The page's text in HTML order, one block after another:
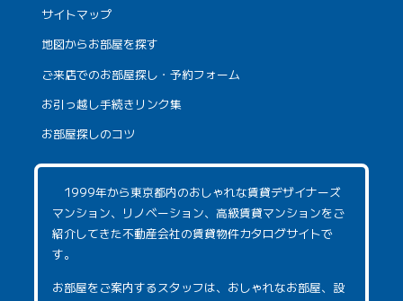
サイトマップ
地図からお部屋を探す
ご来店でのお部屋探し・予約フォーム
お引っ越し手続きリンク集
お部屋探しのコツ
1999年から東京都内のおしゃれな賃貸デザイナーズ
マンション、リノベーション、高級賃貸マンションをご
紹介してきた不動産会社の賃貸物件カタログサイトで
す。
お部屋をご案内するスタッフは、おしゃれなお部屋、設